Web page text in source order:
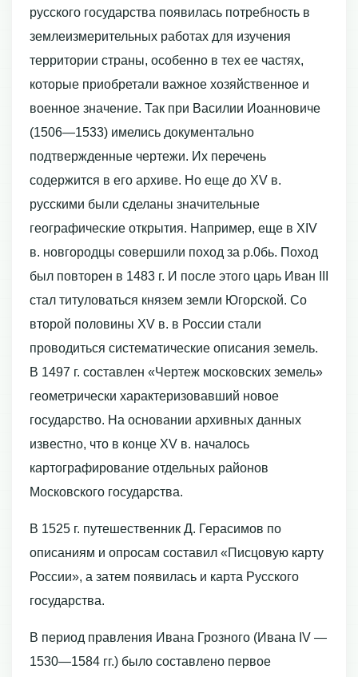
русского государства появилась потребность в
землеизмерительных работах для изучения
территории страны, особенно в тех ее частях,
которые приобретали важное хозяйственное и
военное значение. Так при Василии Иоанновиче
(1506—1533) имелись документально
подтвержденные чертежи. Их перечень
содержится в его архиве. Но еще до ХV в.
русскими были сделаны значительные
географические открытия. Например, еще в ХIV
в. новгородцы совершили поход за р.0бь. Поход
был повторен в 1483 г. И после этого царь Иван III
стал титуловаться князем земли Югорской. Со
второй половины ХV в. в России стали
проводиться систематические описания земель.
В 1497 г. составлен «Чертеж московских земель»
геометрически характеризовавший новое
государство. На основании архивных данных
известно, что в конце ХV в. началось
картографирование отдельных районов
Московского государства.
В 1525 г. путешественник Д. Герасимов по
описаниям и опросам составил «Писцовую карту
России», а затем появилась и карта Русского
государства.
В период правления Ивана Грозного (Ивана IV —
1530—1584 гг.) было составлено первое